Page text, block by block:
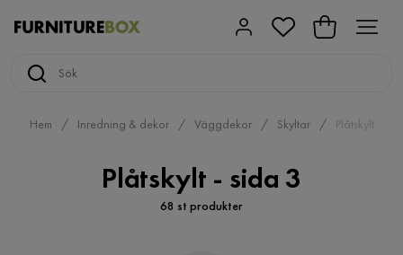
Hem Inredning & dekor Väggdekor Skyltar Plåtskylt
Plåtskylt - sida 3
68 st produkter